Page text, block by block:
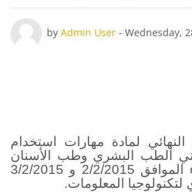
لمادة مهارات استخدام
الطب البشري وطب الأسنان
يومي الإثنين والثلاثاء الموافق 2/2/2015 و 3/2/2015
المعلومات.
by Admin User - Wednesday,
Number of replies: 0